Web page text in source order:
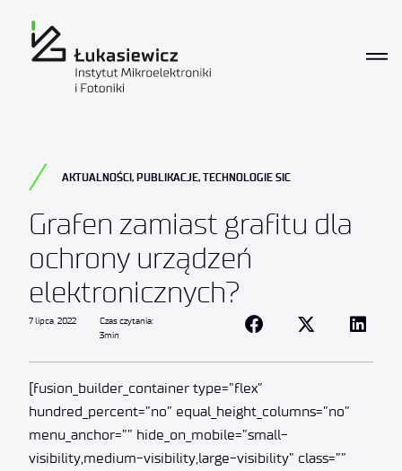
AKTUALNOŚCI, PUBLIKACJE, TECHNOLOGIE SIC
Grafen zamiast grafitu dla
ochrony urządzeń
elektronicznych?
7 lipca, 2022
Czas czytania:
3min
[fusion_builder_container type=”flex”
hundred_percent=”no” equal_height_columns=”no”
menu_anchor=”” hide_on_mobile=”small-
visibility,medium-visibility,large-visibility” class=””